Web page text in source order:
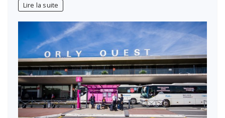
Lire la suite